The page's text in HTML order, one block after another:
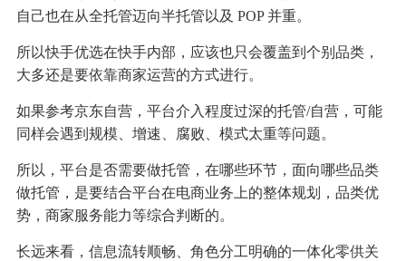
自己也在从全托管迈向半托管以及 POP 并重。
所以快手优选在快手内部，应该也只会覆盖到个别品类，
大多还是要依靠商家运营的方式进行。
如果参考京东自营，平台介入程度过深的托管/自营，可能
同样会遇到规模、增速、腐败、模式太重等问题。
所以，平台是否需要做托管，在哪些环节，面向哪些品类
做托管，是要结合平台在电商业务上的整体规划，品类优
势，商家服务能力等综合判断的。
长远来看，信息流转顺畅、角色分工明确的一体化零供关